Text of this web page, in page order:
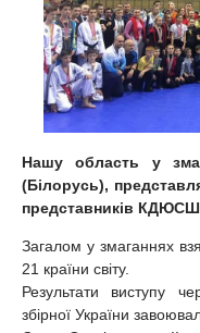
Нашу область у
(Білорусь),
представників КДЮСШ
Загалом у змаганнях
21 країни світу.
Результати виступу
збірної України